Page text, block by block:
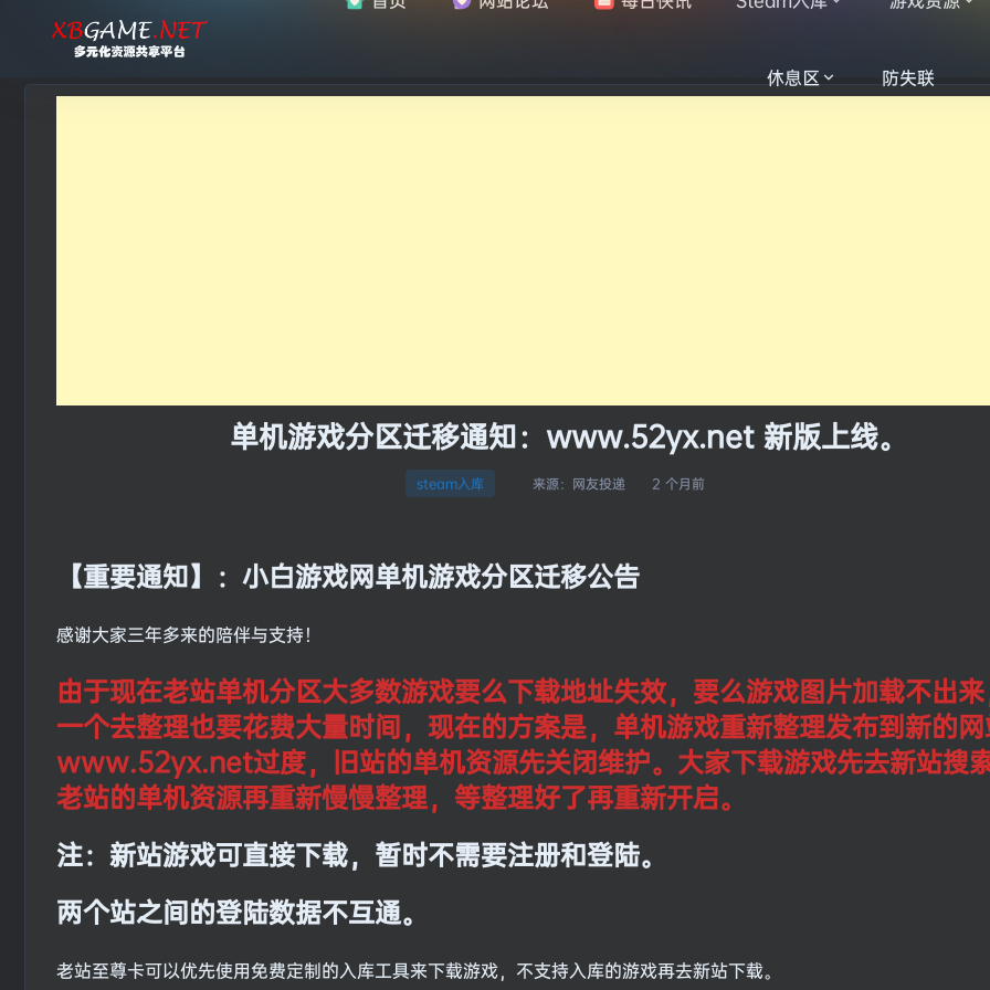
休息区 防失联
单机游戏分区迁移通知：www.52yx.net 新版上线。
steam入库 来源： 网友投递 2 个月前
【重要通知】：小白游戏网单机游戏分区迁移公告
感谢大家三年多来的陪伴与支持！
由于现在老站单机分区大多数游戏要么下载地址失效，要么游戏图片加载不出
一个去整理也要花费大量时间，现在的方案是，单机游戏重新整理发布到新的
www.52yx.net过度，旧站的单机资源先关闭维护。大家下载游戏先去新站搜
老站的单机资源再重新慢慢整理，等整理好了再重新开启。
注：新站游戏可直接下载，暂时不需要注册和登陆。
两个站之间的登陆数据不互通。
老站至尊卡可以优先使用免费定制的入库工具来下载游戏，不支持入库的游戏再去新站下载。